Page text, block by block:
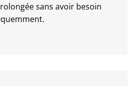
sans avoir besoin